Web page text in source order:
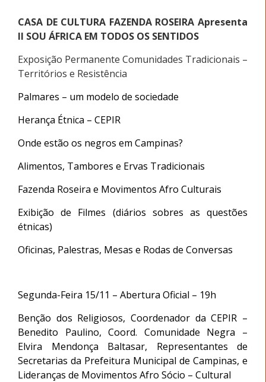
CASA DE CULTURA FAZENDA ROSEIRA Apresenta
II SOU ÁFRICA EM TODOS OS SENTIDOS
Exposição Permanente Comunidades Tradicionais –
Territórios e Resistência
Palmares – um modelo de sociedade
Herança Étnica – CEPIR
Onde estão os negros em Campinas?
Alimentos, Tambores e Ervas Tradicionais
Fazenda Roseira e Movimentos Afro Culturais
Exibição de Filmes (diários sobres as questões
étnicas)
Oficinas, Palestras, Mesas e Rodas de Conversas
Segunda-Feira 15/11 – Abertura Oficial – 19h
Benção dos Religiosos, Coordenador da CEPIR –
Benedito Paulino, Coord. Comunidade Negra –
Elvira Mendonça Baltasar, Representantes de
Secretarias da Prefeitura Municipal de Campinas, e
Lideranças de Movimentos Afro Sócio – Cultural